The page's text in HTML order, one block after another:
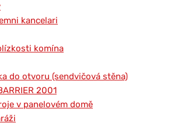
kancelari
komína
do otvoru (sendvičová stěna)
2001
v panelovém domě